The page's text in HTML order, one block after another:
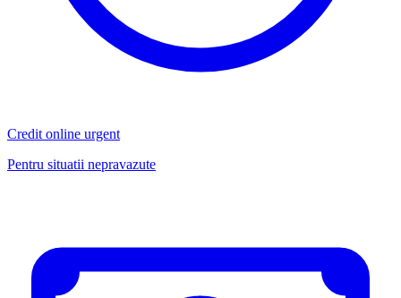
Credit online urgent
Pentru situatii nepravazute